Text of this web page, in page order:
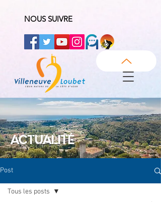
NOUS SUIVRE
ACTUALITÉ
Post
Tous les posts